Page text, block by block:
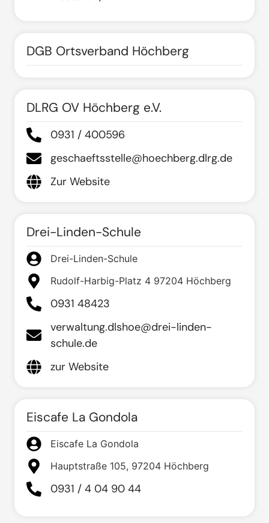
DGB Ortsverband Höchberg
DLRG OV Höchberg e.V.
0931 / 400596
geschaeftsstelle@hoechberg.dlrg.de
Zur Website
Drei-Linden-Schule
Drei-Linden-Schule
Rudolf-Harbig-Platz 4 97204 Höchberg
0931 48423
verwaltung.dlshoe@drei-linden-
schule.de
zur Website
Eiscafe La Gondola
Eiscafe La Gondola
Hauptstraße 105, 97204 Höchberg
0931 / 4 04 90 44